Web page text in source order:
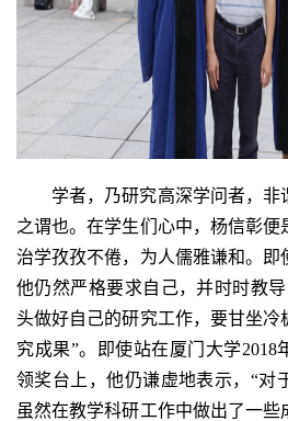
学者，乃研究高深学问者，非
之谓也。在学生们心中，杨信彰便
治学孜孜不倦，为人儒雅谦和。即
他仍然严格要求自己，并时时教
头做好自己的研究工作，要甘坐
究成果”。即使站在厦门大学2018
领奖台上，他仍谦虚地表示，“对
虽然在教学科研工作中做出了一